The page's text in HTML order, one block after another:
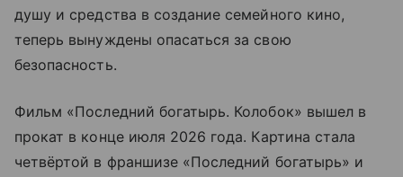
душу и средства в создание семейного кино,
теперь вынуждены опасаться за свою
безопасность.
Фильм «Последний богатырь. Колобок» вышел в
прокат в конце июля 2026 года. Картина стала
четвёртой в франшизе «Последний богатырь» и